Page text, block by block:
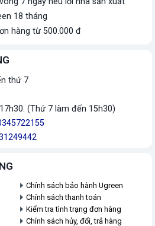
18 tháng
hàng từ 500.000 đ
thứ 7
(Thứ 7 làm đến 15h30)
Chính sách bảo hành Ugreen
Chính sách thanh toán
Kiểm tra tình trạng đơn hàng
Chính sách hủy, đổi, trả hàng